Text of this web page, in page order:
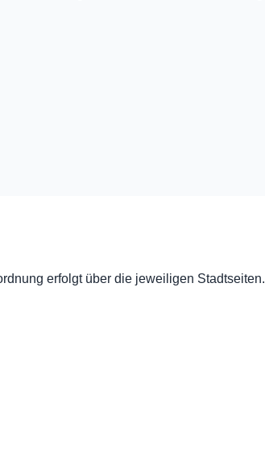
erfolgt über die jeweiligen Stadtseiten.